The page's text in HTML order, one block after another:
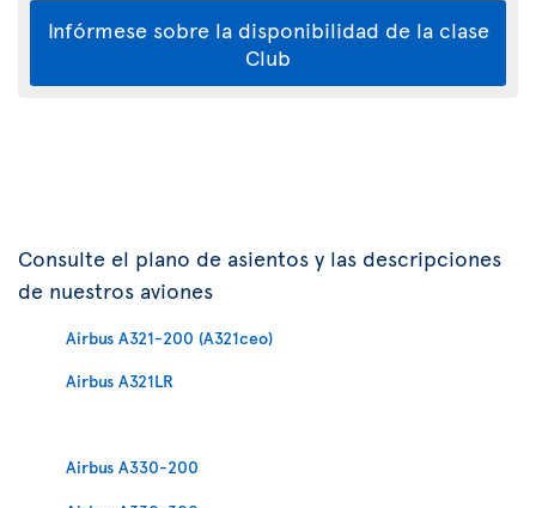
Infórmese sobre la disponibilidad de la clase
Club
Consulte el plano de asientos y las descripciones
de nuestros aviones
Airbus A321-200 (A321ceo)
Airbus A321LR
Airbus A330-200